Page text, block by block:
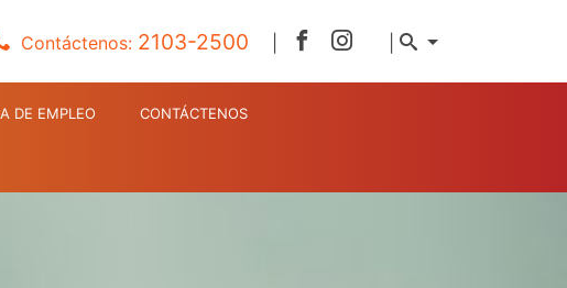
Contáctenos: 2103-2500 |
DE EMPLEO CONTÁCTENOS